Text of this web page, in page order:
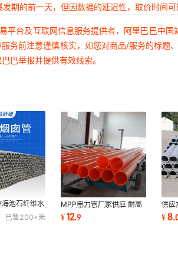
期的前一天，但因数据的延迟性，取价时间
平台及互联网信息服务提供者，阿里巴巴中
务前注意谨慎核实，如您对商品/服务的标
巴举报并提供有效线索。
泡石纤维水
温100水泥
已售200+米
MPP电力管厂家供应 耐高
温电缆电线保护套管
¥12.9
供应
线
¥8.